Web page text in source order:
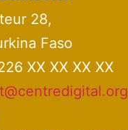
28,
Faso
XX XX XX XX